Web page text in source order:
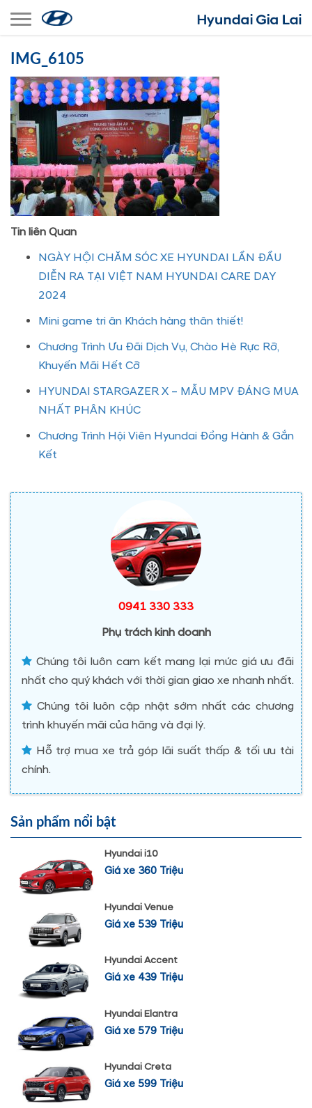
Toggle navigation
IMG_6105
Tin liên Quan
NGÀY HỘI CHĂM SÓC XE HYUNDAI LẦN ĐẦU
DIỄN RA TẠI VIỆT NAM HYUNDAI CARE DAY
2024
Mini game tri ân Khách hàng thân thiết!
Chương Trình Ưu Đãi Dịch Vụ, Chào Hè Rực Rỡ,
Khuyến Mãi Hết Cỡ
HYUNDAI STARGAZER X – MẪU MPV ĐÁNG MUA
NHẤT PHÂN KHÚC
Chương Trình Hội Viên Hyundai Đồng Hành & Gắn
Kết
0941 330 333
Phụ trách kinh doanh
Chúng tôi luôn cam kết mang lại mức giá ưu đãi
nhất cho quý khách với thời gian giao xe nhanh nhất.
Chúng tôi luôn cập nhật sớm nhất các chương
trình khuyến mãi của hãng và đại lý.
Hỗ trợ mua xe trả góp lãi suất thấp & tối ưu tài
chính.
Sản phẩm nổi bật
Hyundai i10
Giá xe 360 Triệu
Hyundai Venue
Giá xe 539 Triệu
Hyundai Accent
Giá xe 439 Triệu
Hyundai Elantra
Giá xe 579 Triệu
Hyundai Creta
Giá xe 599 Triệu